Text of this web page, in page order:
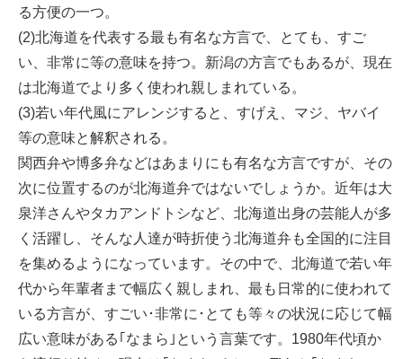
る方便の一つ。
(2)北海道を代表する最も有名な方言で、とても、すご
い、非常に等の意味を持つ。新潟の方言でもあるが、現在
は北海道でより多く使われ親しまれている。
(3)若い年代風にアレンジすると、すげえ、マジ、ヤバイ
等の意味と解釈される。
関西弁や博多弁などはあまりにも有名な方言ですが、その
次に位置するのが北海道弁ではないでしょうか。近年は大
泉洋さんやタカアンドトシなど、北海道出身の芸能人が多
く活躍し、そんな人達が時折使う北海道弁も全国的に注目
を集めるようになっています。その中で、北海道で若い年
代から年輩者まで幅広く親しまれ、最も日常的に使われて
いる方言が、すごい･非常に･とても等々の状況に応じて幅
広い意味がある｢なまら｣という言葉です。1980年代頃か